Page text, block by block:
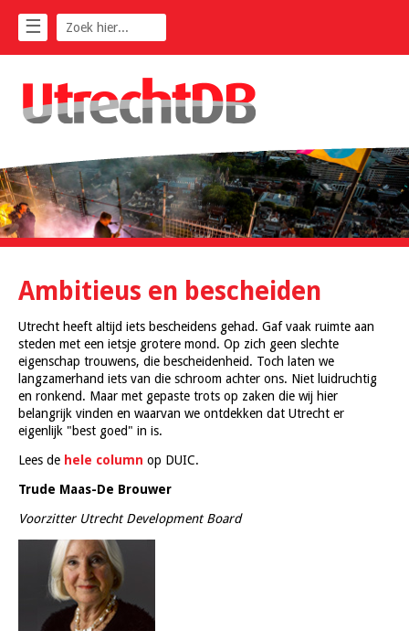
☰
Ambitieus en bescheiden
Utrecht heeft altijd iets bescheidens gehad. Gaf vaak ruimte aan
steden met een ietsje grotere mond. Op zich geen slechte
eigenschap trouwens, die bescheidenheid. Toch laten we
langzamerhand iets van die schroom achter ons. Niet luidruchtig
en ronkend. Maar met gepaste trots op zaken die wij hier
belangrijk vinden en waarvan we ontdekken dat Utrecht er
eigenlijk "best goed" in is.
Lees de hele column op DUIC.
Trude Maas-De Brouwer
Voorzitter Utrecht Development Board